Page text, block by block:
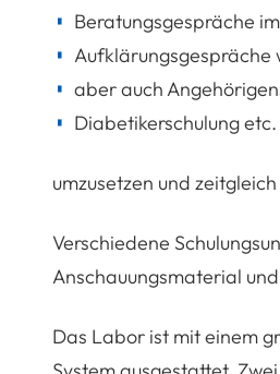
Beratungsgespräche
Aufklärungsgespräche
aber auch
Diabetikerschulung etc.
umzusetzen und
Verschiedene
Anschauungsmaterial
Das Labor ist mit einem